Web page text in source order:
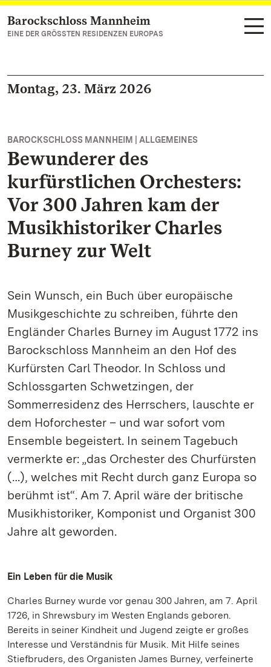
Zum Hauptinhalt springen
Barockschloss Mannheim
EINE DER GRÖSSTEN RESIDENZEN EUROPAS
Montag, 23. März 2026
BAROCKSCHLOSS MANNHEIM | ALLGEMEINES
Bewunderer des
kurfürstlichen Orchesters:
Vor 300 Jahren kam der
Musikhistoriker Charles
Burney zur Welt
Sein Wunsch, ein Buch über europäische
Musikgeschichte zu schreiben, führte den
Engländer Charles Burney im August 1772 ins
Barockschloss Mannheim an den Hof des
Kurfürsten Carl Theodor. In Schloss und
Schlossgarten Schwetzingen, der
Sommerresidenz des Herrschers, lauschte er
dem Hoforchester – und war sofort vom
Ensemble begeistert. In seinem Tagebuch
vermerkte er: „das Orchester des Churfürsten
(…), welches mit Recht durch ganz Europa so
berühmt ist“. Am 7. April wäre der britische
Musikhistoriker, Komponist und Organist 300
Jahre alt geworden.
Ein Leben für die Musik
Charles Burney wurde vor genau 300 Jahren, am 7. April
1726, in Shrewsbury im Westen Englands geboren.
Bereits in seiner Kindheit und Jugend zeigte er großes
Interesse und Verständnis für Musik. Mit Hilfe seines
Stiefbruders, des Organisten James Burney, verfeinerte